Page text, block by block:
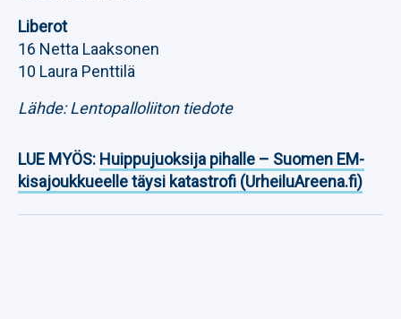
Liberot
16 Netta Laaksonen
10 Laura Penttilä
Lähde: Lentopalloliiton tiedote
LUE MYÖS: Huippujuoksija pihalle – Suomen EM-
kisajoukkueelle täysi katastrofi (UrheiluAreena.fi)